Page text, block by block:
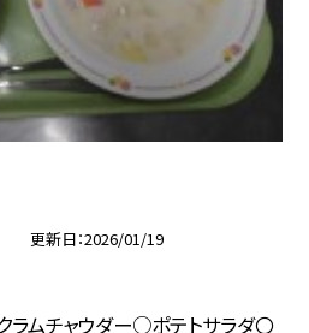
更新日 2026/01/19
ムチャウダー○ポテトサラダ〇